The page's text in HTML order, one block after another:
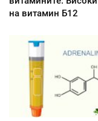
на витамин Б12